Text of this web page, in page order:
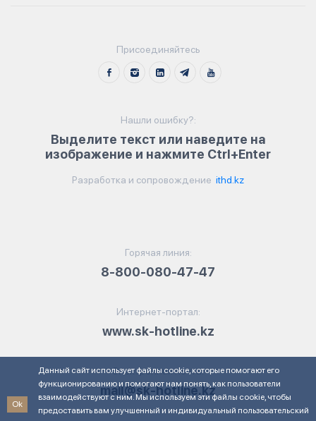
Присоединяйтесь
Нашли ошибку?:
Выделите текст или наведите на
изображение и нажмите Ctrl+Enter
Разработка и сопровождение ithd.kz
Горячая линия:
8-800-080-47-47
Интернет-портал:
www.sk-hotline.kz
Электронная почта:
mail@sk-hotline.kz
Ok
Данный сайт использует файлы cookie, которые помогают его
функционированию и помогают нам понять, как пользователи
взаимодействуют с ним. Мы используем эти файлы cookie, чтобы
предоставить вам улучшенный и индивидуальный пользовательский